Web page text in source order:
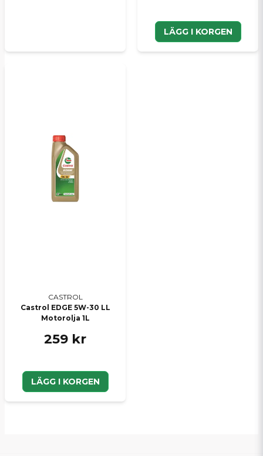
LÄGG I KORGEN
CASTROL
Castrol EDGE 5W-30 LL
Motorolja 1L
259 kr
LÄGG I KORGEN